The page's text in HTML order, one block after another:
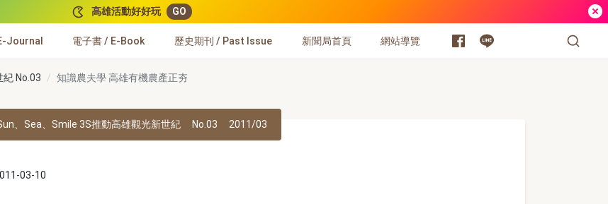
高雄活動好好玩 GO
Journal 電子書 / E-Book 歷史期刊 / Past Issue 新聞局首頁 網站導覽
No.03 知識農夫學 高雄有機農產正夯
、Sea、Smile 3S推動高雄觀光新世紀 No.03 2011/03
03-10